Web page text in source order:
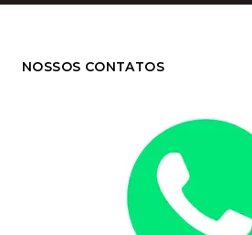
NOSSOS CONTATOS